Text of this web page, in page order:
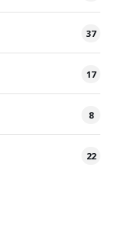
37
17
8
22